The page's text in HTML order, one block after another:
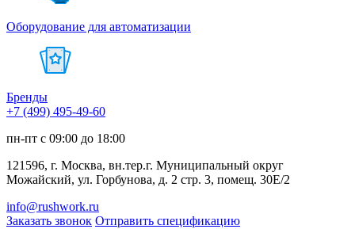
Оборудование для автоматизации
Бренды
+7 (499) 495-49-60
пн-пт с 09:00 до 18:00
121596, г. Москва, вн.тер.г. Муниципальный округ
Можайский, ул. Горбунова, д. 2 стр. 3, помещ. 30Е/2
info@rushwork.ru
Заказать звонок Отправить спецификацию